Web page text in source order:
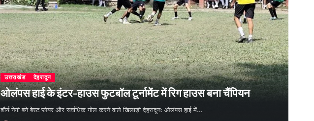
उत्तराखंड देहरादून
ओलंपस हाई के इंटर-हाउस फुटबॉल टूर्नामेंट में रिग हाउस बना चैंपियन
शौर्य नेगी बने बेस्ट प्लेयर और सर्वाधिक गोल करने वाले खिलाड़ी देहरादून: ओलंपस हाई में…